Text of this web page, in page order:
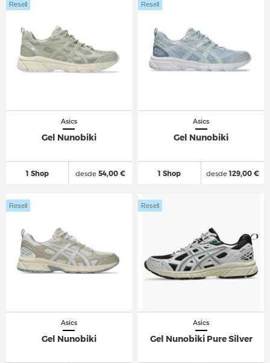
Asics
Gel Nunobiki
1 Shop
Resell
desde54,00 €
Asics
Gel Nunobiki
1 Shop
Resell
desde129,00 €
Asics
Gel Nunobiki
Resell
Asics
Gel Nunobiki Pure Silver
Resell